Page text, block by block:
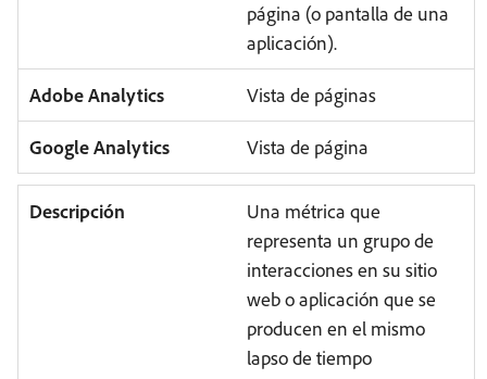
página (o pantalla de una
aplicación).
Adobe Analytics Vista de páginas
Google Analytics Vista de página
Descripción
Una métrica que
representa un grupo de
interacciones en su sitio
web o aplicación que se
producen en el mismo
lapso de tiempo